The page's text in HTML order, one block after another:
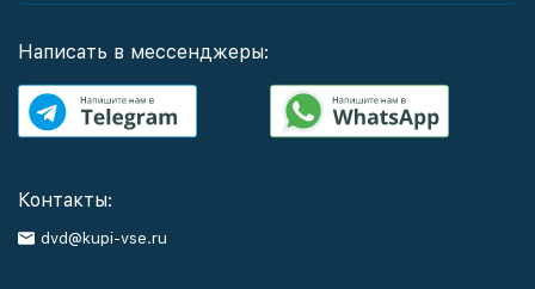
Написать в мессенджеры:
Контакты:
dvd@kupi-vse.ru